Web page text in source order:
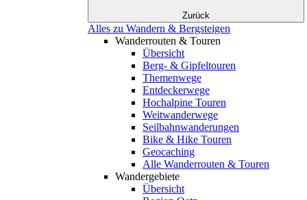
Zurück
Alles zu Wandern & Bergsteigen
Wanderrouten & Touren
Übersicht
Berg- & Gipfeltouren
Themenwege
Entdeckerwege
Hochalpine Touren
Weitwanderwege
Seilbahnwanderungen
Bike & Hike Touren
Geocaching
Alle Wanderrouten & Touren
Wandergebiete
Übersicht